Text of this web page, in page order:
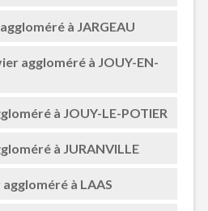
à JARGEAU
aggloméré à JOUY-EN-
à JOUY-LE-POTIER
à JURANVILLE
à LAAS